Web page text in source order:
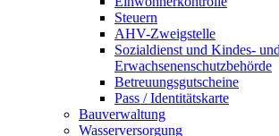
Steuern
AHV-Zweigstelle
Sozialdienst und Kindes- und
Erwachsenenschutzbehörde
Betreuungsgutscheine
Pass / Identitätskarte
Bauverwaltung
Wasserversorgung